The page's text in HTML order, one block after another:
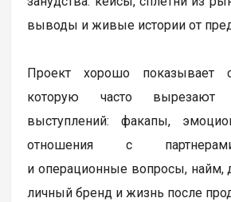
выводы и живые истории от
Проект хорошо показывает
которую часто вырезают
выступлений: факапы,
отношения с
и операционные вопросы, найм,
личный бренд и жизнь после